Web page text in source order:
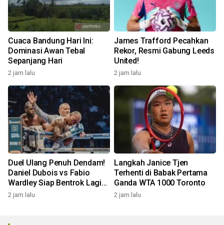
Cuaca Bandung Hari Ini:
Dominasi Awan Tebal
Sepanjang Hari
2 jam lalu
James Trafford Pecahkan
Rekor, Resmi Gabung Leeds
United!
2 jam lalu
Duel Ulang Penuh Dendam!
Daniel Dubois vs Fabio
Wardley Siap Bentrok Lagi
Oktober Ini
2 jam lalu
Langkah Janice Tjen
Terhenti di Babak Pertama
Ganda WTA 1000 Toronto
2 jam lalu